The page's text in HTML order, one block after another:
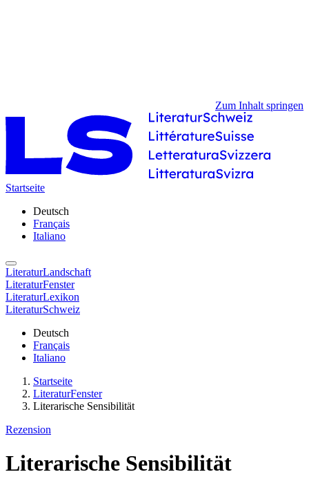
Zum Inhalt springen
Startseite
Deutsch
Français
Italiano
LiteraturLandschaft
LiteraturFenster
LiteraturLexikon
LiteraturSchweiz
Deutsch
Français
Italiano
Startseite
LiteraturFenster
Literarische Sensibilität
Rezension
Literarische Sensibilität